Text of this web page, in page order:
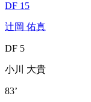
DF 15
辻岡 佑真
DF 5
小川 大貴
83’